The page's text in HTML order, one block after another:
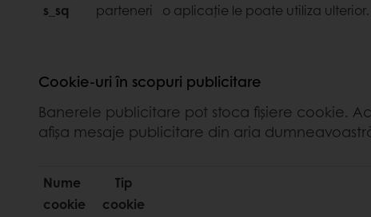
s_sq
parteneri
o aplicație le poate utiliza
Cookie-uri în scopuri publicitare
Banerele publicitare pot stoca fișiere cookie.
afișa mesaje publicitare din aria
Nume
cookie
Tip
cookie